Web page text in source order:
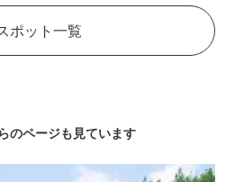
ポット一覧
のページも見ています